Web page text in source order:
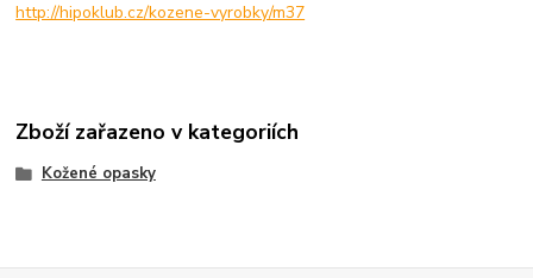
http://hipoklub.cz/kozene-vyrobky/m37
Zboží zařazeno v kategoriích
Kožené opasky